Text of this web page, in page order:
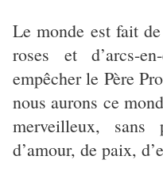
Le monde est fait
roses et d’arcs-
empêcher le Père
nous aurons ce
merveilleux, sans
d’amour, de paix,